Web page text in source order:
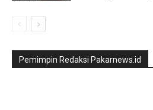
Pemimpin Redaksi Pakarnews.id